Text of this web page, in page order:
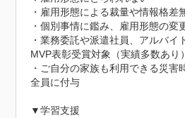
・雇用形態による裁量や情報格差
・個別事情に鑑み、雇用形態の変
・業務委託や派遣社員、アルバイ
MVP表彰受賞対象（実績多数あり）
・ご自分の家族も利用できる災害
全員に付与
▼学習支援